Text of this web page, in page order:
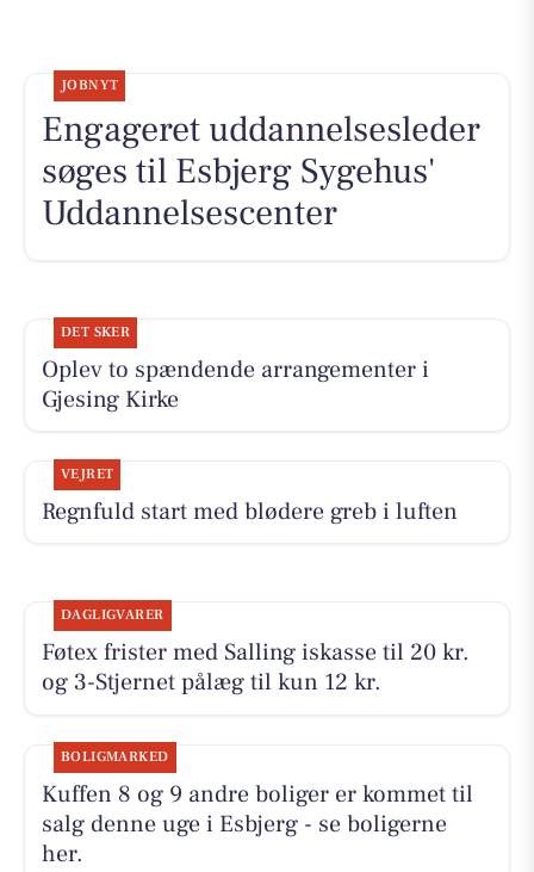
JOBNYT
Engageret uddannelsesleder
søges til Esbjerg Sygehus'
Uddannelsescenter
DET SKER
Oplev to spændende arrangementer i
Gjesing Kirke
VEJRET
Regnfuld start med blødere greb i luften
DAGLIGVARER
Føtex frister med Salling iskasse til 20 kr.
og 3-Stjernet pålæg til kun 12 kr.
BOLIGMARKED
Kuffen 8 og 9 andre boliger er kommet til
salg denne uge i Esbjerg - se boligerne
her.